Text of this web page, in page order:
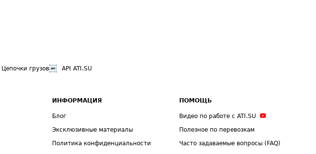
Цепочки грузов API ATI.SU
ИНФОРМАЦИЯ
Блог
Эксклюзивные материалы
Политика конфиденциальности
ПОМОЩЬ
Видео по работе с ATI.SU
Полезное по перевозкам
Часто задаваемые вопросы (FAQ)